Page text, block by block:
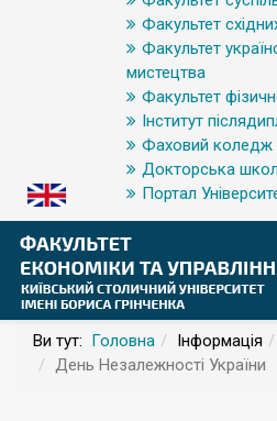
Факультет
Факультет
мистецтва
Факультет
Інститут
Фаховий коледж
Докторська
Портал
Ви тут: Головна Інформація
День Незалежності України